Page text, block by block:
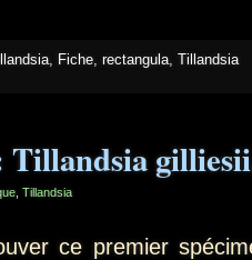
, Fiche, rectangula, Tillandsia
Tillandsia
premier